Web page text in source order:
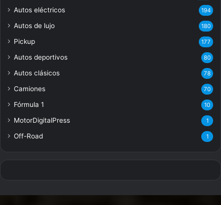
Autos eléctricos 194
Autos de lujo 180
Pickup 177
Autos deportivos 80
Autos clásicos 78
Camiones 70
Fórmula 1 10
MotorDigitalPress 1
Off-Road 1